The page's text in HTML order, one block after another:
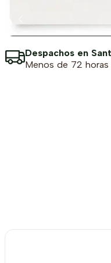
Despachos en
Menos de 72